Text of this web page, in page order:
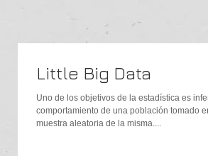
Little Big Data
Uno de los objetivos de la estadística es
comportamiento de una población tomado
muestra aleatoria de la misma....